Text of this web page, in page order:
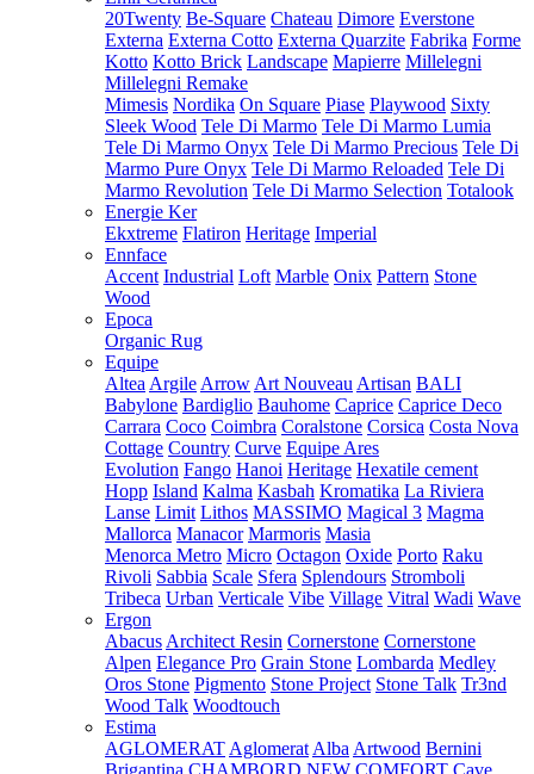
20Twenty Be-Square Chateau Dimore Everstone
Externa Externa Cotto Externa Quarzite Fabrika Forme
Kotto Kotto Brick Landscape Mapierre Millelegni
Millelegni Remake
Mimesis Nordika On Square Piase Playwood Sixty
Sleek Wood Tele Di Marmo Tele Di Marmo Lumia
Tele Di Marmo Onyx Tele Di Marmo Precious Tele Di
Marmo Pure Onyx Tele Di Marmo Reloaded Tele Di
Marmo Revolution Tele Di Marmo Selection Totalook
Energie Ker
Ekxtreme Flatiron Heritage Imperial
Ennface
Accent Industrial Loft Marble Onix Pattern Stone
Wood
Epoca
Organic Rug
Equipe
Altea Argile Arrow Art Nouveau Artisan BALI
Babylone Bardiglio Bauhome Caprice Caprice Deco
Carrara Coco Coimbra Coralstone Corsica Costa Nova
Cottage Country Curve Equipe Ares
Evolution Fango Hanoi Heritage Hexatile cement
Hopp Island Kalma Kasbah Kromatika La Riviera
Lanse Limit Lithos MASSIMO Magical 3 Magma
Mallorca Manacor Marmoris Masia
Menorca Metro Micro Octagon Oxide Porto Raku
Rivoli Sabbia Scale Sfera Splendours Stromboli
Tribeca Urban Verticale Vibe Village Vitral Wadi Wave
Ergon
Abacus Architect Resin Cornerstone Cornerstone
Alpen Elegance Pro Grain Stone Lombarda Medley
Oros Stone Pigmento Stone Project Stone Talk Tr3nd
Wood Talk Woodtouch
Estima
AGLOMERAT Aglomerat Alba Artwood Bernini